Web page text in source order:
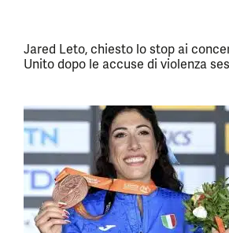
Jared Leto, chiesto lo stop ai
Unito dopo le accuse di violenza